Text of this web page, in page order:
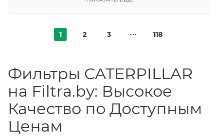
1 2 3 118
Фильтры CATERPILLAR
на Filtra.by: Высокое
Качество по Доступным
Ценам